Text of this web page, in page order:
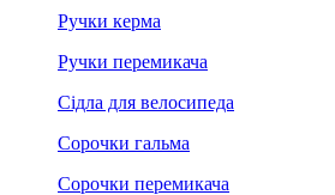
Ручки керма
Ручки перемикача
Сідла для велосипеда
Сорочки гальма
Сорочки перемикача